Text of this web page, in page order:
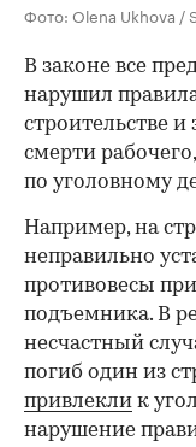
Фото: Olena Ukhova /
00:00
В законе все
нарушил
строительстве
смерти
по уголовному
Например, на
неправильно
противовесы
подъемника. В
несчастный
погиб один из
привлекли к
нарушение